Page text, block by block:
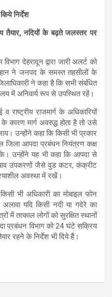
निर्देश
तैयार, नदियों के बढ़ते जलस्तर पर
देहरादून द्वारा जारी अलर्ट को
ने जनपद के समस्त तहसीलों के
ने कहा है कि सभी संबंधित
में अनिवार्य रूप से उपस्थित रहें।
व राष्ट्रीय राजमार्ग के अधिकारियों
कारण मार्ग अवरुद्ध होता है तो उसे
उन्होंने कहा कि किसी भी प्रकार
जिला आपदा प्रबंधन नियंत्रण कक्ष
उन्होंने यह भी कहा कि आपदा से
उपकरणों जैसे वुड कटर, कंक्रीट
अवस्था में रखें।
भी अधिकारी का मोबाइल फोन
यदि किसी नदी या गदेरे का
में तत्काल लोगों को सुरक्षित स्थानों
प्रबंधन विभाग को 24 घंटे सक्रिय
रहने के निर्देश भी दिये हैं।